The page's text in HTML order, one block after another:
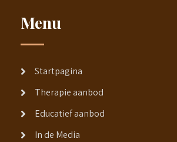
Menu
Startpagina
Therapie aanbod
Educatief aanbod
In de Media